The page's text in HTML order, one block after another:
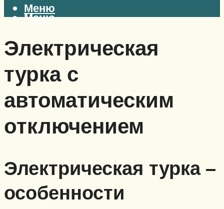
Меню
Меню
Электрическая
турка с
автоматическим
отключением
Электрическая турка –
особенности